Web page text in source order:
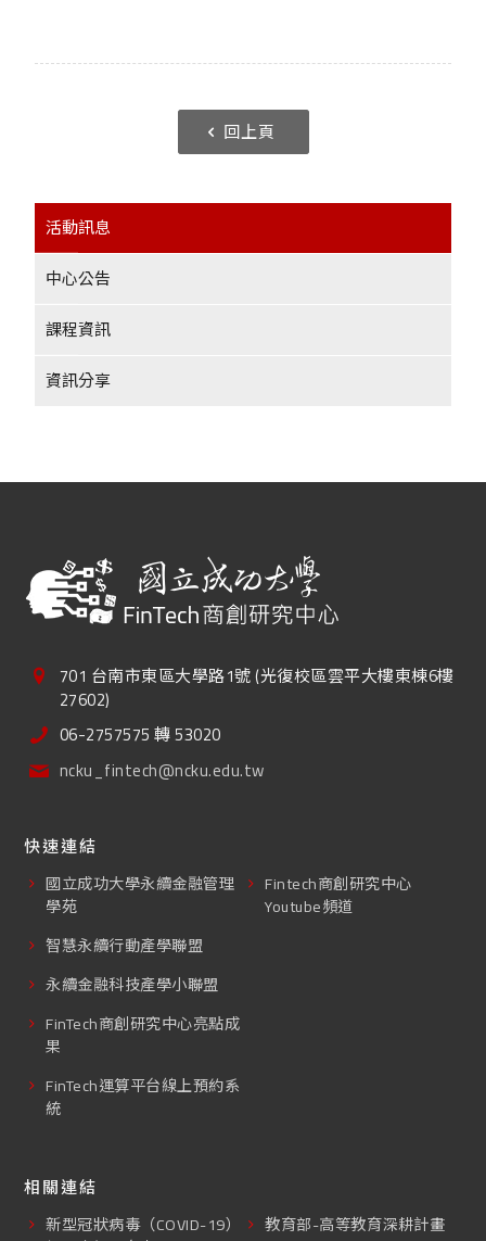
回上頁
活動訊息
中心公告
課程資訊
資訊分享
701 台南市東區大學路1號 (光復校區雲平大樓東棟6樓
27602)
06-2757575 轉 53020
ncku_fintech@ncku.edu.tw
快速連結
國立成功大學永續金融管理
學苑
智慧永續行動產學聯盟
永續金融科技產學小聯盟
FinTech商創研究中心亮點成
果
FinTech運算平台線上預約系
統
Fintech商創研究中心
Youtube頻道
相關連結
新型冠狀病毒（COVID-19） 教育部-高等教育深耕計畫